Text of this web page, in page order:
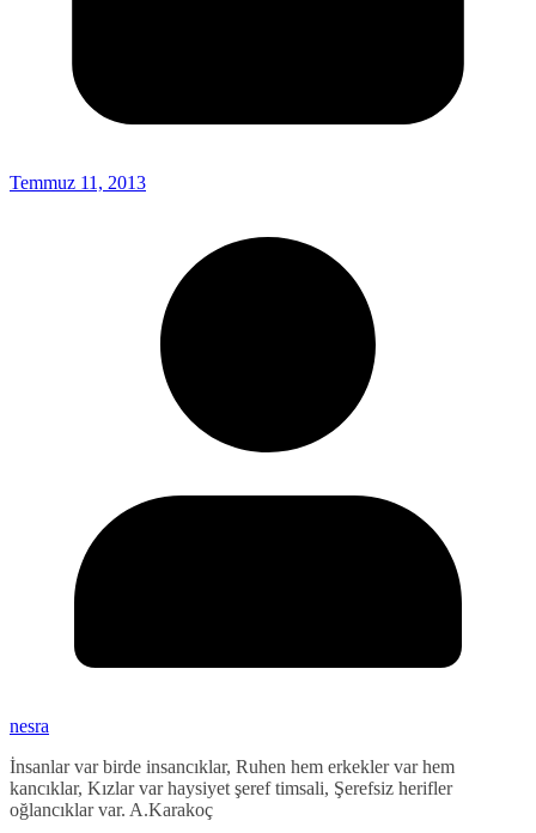
Temmuz 11, 2013
nesra
İnsanlar var birde insancıklar, Ruhen hem erkekler var hem
kancıklar, Kızlar var haysiyet şeref timsali, Şerefsiz herifler
oğlancıklar var. A.Karakoç